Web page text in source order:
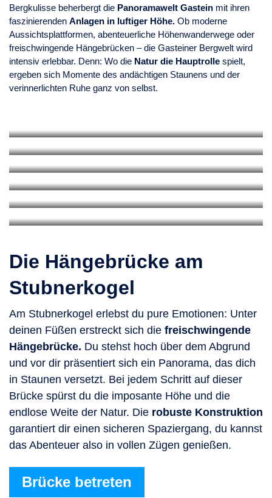
Bergkulisse beherbergt die Panoramawelt Gastein mit ihren
faszinierenden Anlagen in luftiger Höhe. Ob moderne
Aussichtsplattformen, abenteuerliche Höhenwanderwege oder
freischwingende Hängebrücken – die Gasteiner Bergwelt wird
intensiv erlebbar. Denn: Wo die Natur die Hauptrolle spielt,
ergeben sich Momente des andächtigen Staunens und der
verinnerlichten Ruhe ganz von selbst.
Panoramaplattform mit durchsichtigem Bodengitter
Felsenweg
Stahl-Steig-Konstruktion auf 2.217 Metern
Gastein Fotopoint
Fotospot mit hölzernem Gastein-Schriftzug
Glocknerblick
Großglockner
Talblick Stubnerkogel
Beeindruckende Ausblicke ins Tal
Die Hängebrücke am
Stubnerkogel
Am Stubnerkogel erlebst du pure Emotionen: Unter
deinen Füßen erstreckt sich die freischwingende
Hängebrücke. Du stehst hoch über dem Abgrund
und vor dir präsentiert sich ein Panorama, das dich
in Staunen versetzt. Bei jedem Schritt auf dieser
Brücke spürst du die imposante Höhe und die
endlose Weite der Natur. Die robuste Konstruktion
garantiert dir einen sicheren Spaziergang, du kannst
das Abenteuer also in vollen Zügen genießen.
Brücke betreten